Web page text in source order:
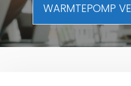
WARMTEPOMP